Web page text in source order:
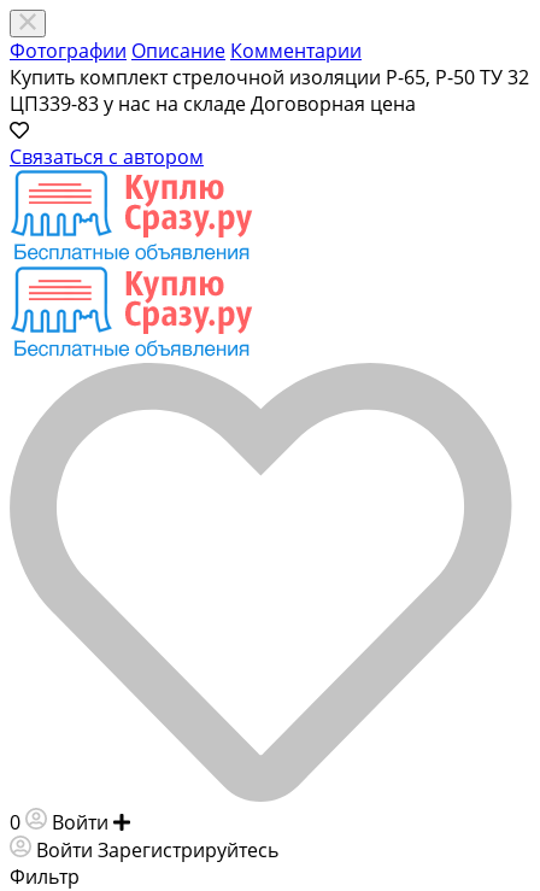
Фотографии Описание Комментарии
Купить комплект стрелочной изоляции Р-65, Р-50 ТУ 32
ЦП339-83 у нас на складеДоговорная цена
Связаться с автором
0 Войти
Войти Зарегистрируйтесь
Фильтр